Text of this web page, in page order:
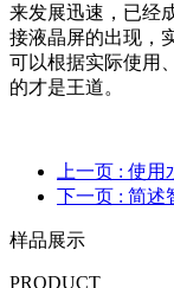
来发展迅速，已经
接液晶屏的出现，
可以根据实际使用
的才是王道。
上一页 : 使用
下一页 : 简述
样品展示
PRODUCT